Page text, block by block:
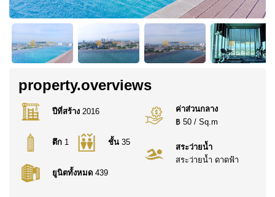
property.overviews
ปีที่สร้าง 2016
ตึก 1 ชั้น 35
ยูนิตทั้งหมด 439
ค่าส่วนกลาง
฿ 50 / Sq.m
สระว่ายน้ำ
สระว่ายน้ำ ดาดฟ้า